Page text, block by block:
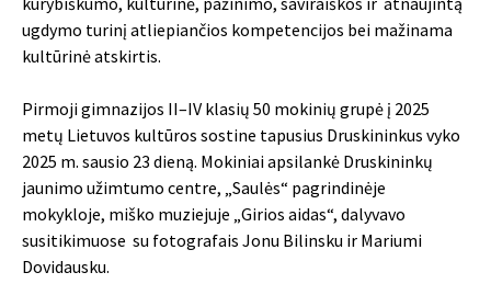
ugdymo turinį atliepiančios kompetencijos bei mažinama
kultūrinė atskirtis.
Pirmoji gimnazijos II–IV klasių 50 mokinių grupė į 2025
metų Lietuvos kultūros sostine tapusius Druskininkus vyko
2025 m. sausio 23 dieną. Mokiniai apsilankė Druskininkų
jaunimo užimtumo centre, „Saulės“ pagrindinėje
mokykloje, miško muziejuje „Girios aidas“, dalyvavo
susitikimuose su fotografais Jonu Bilinsku ir Mariumi
Dovidausku.